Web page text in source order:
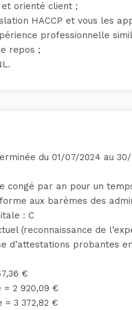
et orienté client ;
HACCP et vous les
professionnelle
repos ;
du 01/07/2024 au
congé par an pour un
aux barèmes des
: C
(reconnaissance de
d’attestations probantes
€
= 2 920,09 €
= 3 372,82 €